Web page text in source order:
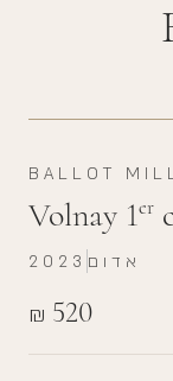
BALLOT
Volnay 1er
₪ 520
2023 אדום